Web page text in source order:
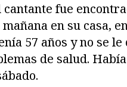
fue
en su casa,
57 años y no se le
de salud.